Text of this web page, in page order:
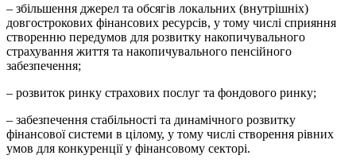
– збільшення джерел та обсягів локальних (внутрішніх)
довгострокових фінансових ресурсів, у тому числі сприяння
створенню передумов для розвитку накопичувального
страхування життя та накопичувального пенсійного
забезпечення;
– розвиток ринку страхових послуг та фондового ринку;
– забезпечення стабільності та динамічного розвитку
фінансової системи в цілому, у тому числі створення рівних
умов для конкуренції у фінансовому секторі.